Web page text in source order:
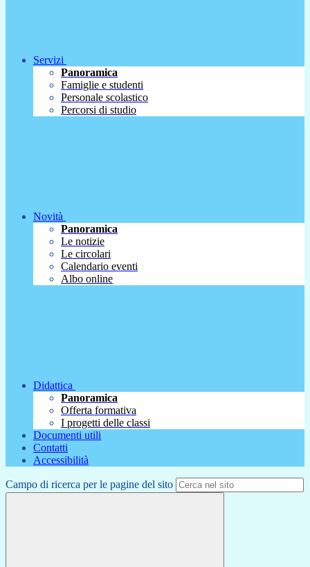
Servizi
Panoramica
Famiglie e studenti
Personale scolastico
Percorsi di studio
Novità
Panoramica
Le notizie
Le circolari
Calendario eventi
Albo online
Didattica
Panoramica
Offerta formativa
I progetti delle classi
Documenti utili
Contatti
Accessibilità
Campo di ricerca per le pagine del sito